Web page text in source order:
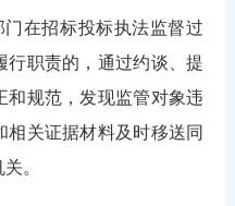
门在招标投标执法监督过
行职责的，通过约谈、提
和规范，发现监管对象违
关证据材料及时移送同
。